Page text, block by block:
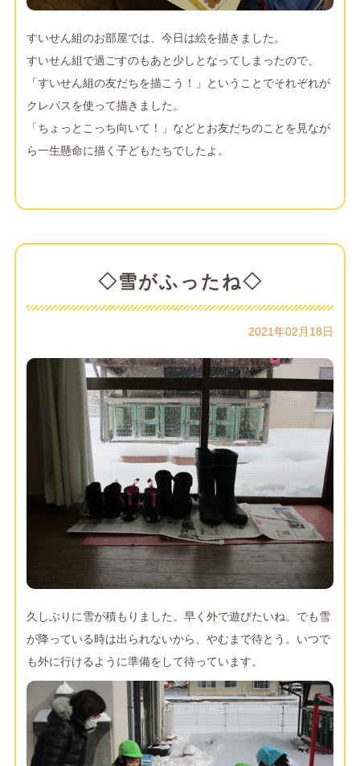
すいせん組のお部屋では、今日は絵を描きました。
すいせん組で過ごすのもあと少しとなってしまったので、
「すいせん組の友だちを描こう！」ということでそれぞれが
クレパスを使って描きました。
「ちょっとこっち向いて！」などとお友だちのことを見なが
ら一生懸命に描く子どもたちでしたよ。
◇雪がふったね◇
2021年02月18日
久しぶりに雪が積もりました。早く外で遊びたいね。でも雪
が降っている時は出られないから、やむまで待とう。いつで
も外に行けるように準備をして待っています。